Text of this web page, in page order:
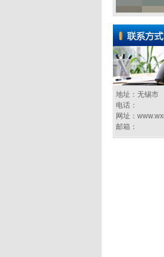
地址：无锡市
电话：
网址：
邮箱：